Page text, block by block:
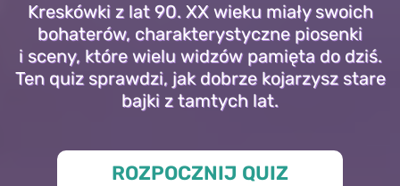
Kreskówki z lat 90. XX wieku miały swoich
bohaterów, charakterystyczne piosenki
i sceny, które wielu widzów pamięta do dziś.
Ten quiz sprawdzi, jak dobrze kojarzysz stare
bajki z tamtych lat.
ROZPOCZNIJ QUIZ